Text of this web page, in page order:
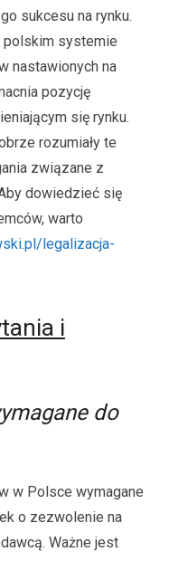
sukcesu na rynku.
polskim systemie
nastawionych na
pozycję
się rynku.
rozumiały te
związane z
dowiedzieć się
warto
legalizacja-
i
do
w Polsce wymagane
o zezwolenie na
Ważne jest